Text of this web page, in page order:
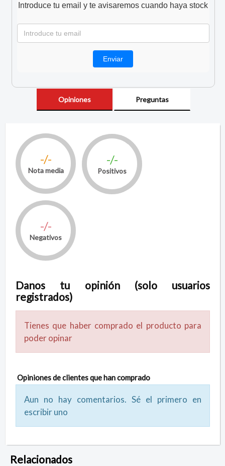
Introduce tu email y te avisaremos cuando haya stock
Opiniones Preguntas
-/-
Nota media
-/-
Positivos
-/-
Negativos
Danos tu opinión (solo usuarios
registrados)
Tienes que haber comprado el producto para
poder opinar
Opiniones de clientes que han comprado
Aun no hay comentarios. Sé el primero en
escribir uno
Relacionados